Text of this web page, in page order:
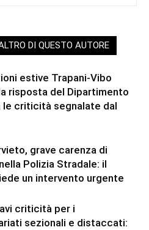
DI QUESTO AUTORE
estive Trapani-Vibo
risposta del Dipartimento
le criticità segnalate dal
grave carenza di
Polizia Stradale: il
un intervento urgente
criticità per i
sezionali e distaccati: